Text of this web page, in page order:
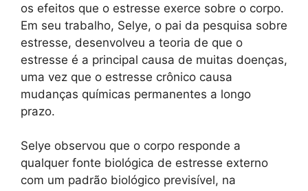
os efeitos que o estresse exerce sobre o corpo.
Em seu trabalho, Selye, o pai da pesquisa sobre
estresse, desenvolveu a teoria de que o
estresse é a principal causa de muitas doenças,
uma vez que o estresse crônico causa
mudanças químicas permanentes a longo
prazo.
Selye observou que o corpo responde a
qualquer fonte biológica de estresse externo
com um padrão biológico previsível, na